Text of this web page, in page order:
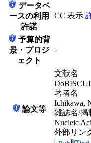
データベ
ースの利用
許諾
CC 表示
予算的背
景・プロジ
ェクト
-
論文等
文献名
著者名
Ichikawa,
雑誌名/掲
Nucleic
外部リン